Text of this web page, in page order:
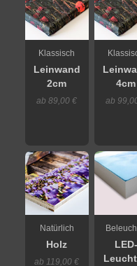
Klassisch
Leinwand
2cm
ab 89,00 €
4cm
ab
Natürlich
Holz
ab 119,00 €
LED-